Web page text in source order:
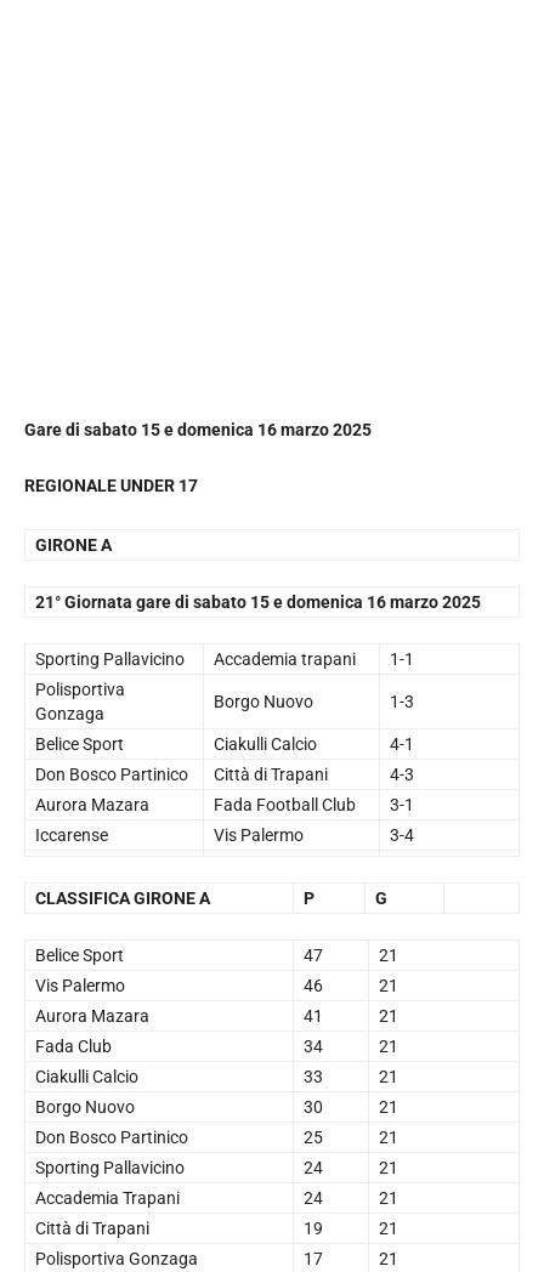
Garedi sabato 15 e domenica 16 marzo 2025
REGIONALE UNDER 17
GIRONE A
21° Giornata gare di sabato 15 e domenica 16 marzo 2025
Sporting Pallavicino Accademia trapani
1-1
Polisportiva
Gonzaga
Borgo Nuovo 1-3
Belice Sport Ciakulli Calcio
4-1
Don Bosco Partinico
Città di Trapani
4-3
Aurora Mazara
Fada Football Club
3-1
Iccarense
Vis Palermo 3-4
CLASSIFICA GIRONE A P G
Belice Sport 47
21
Vis Palermo
46
21
Aurora Mazara
41
21
Fada Club
34
21
Ciakulli Calcio
33
21
Borgo Nuovo
30
21
Don Bosco Partinico
25
21
Sporting Pallavicino
24
21
Accademia Trapani
24
21
Città di Trapani
19
21
Polisportiva Gonzaga
17
21